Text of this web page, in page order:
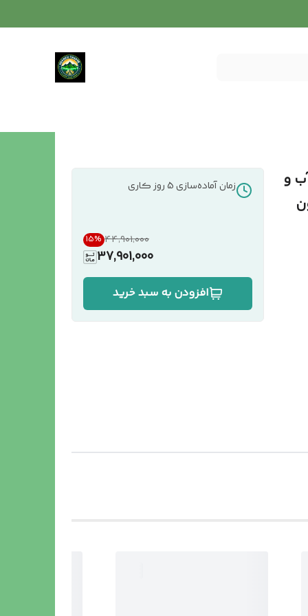
ضد آب و زمان آماده‌سازی5روز کاری
۴۴٬۹۰۱٬۰۰۰ 15%
37,901,000
افزودن به سبد خرید